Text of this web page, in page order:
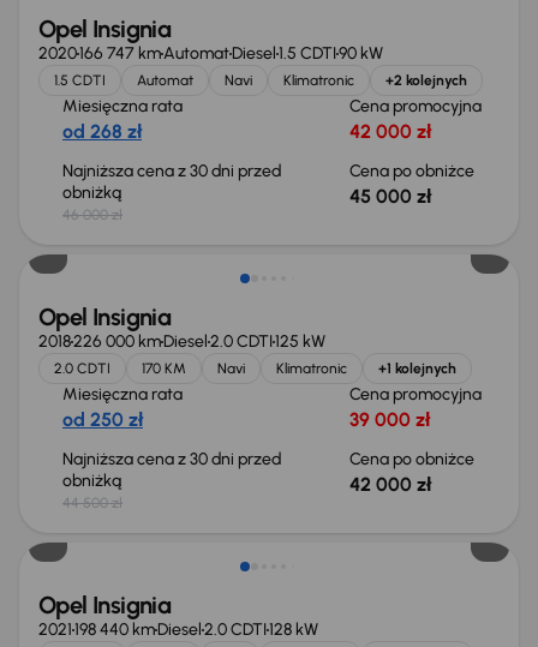
Opel Insignia
2020166 747 kmAutomatDiesel1.5 CDTI90 kW
1.5 CDTI Automat Navi Klimatronic +2 kolejnych
Miesięczna rata
od 268 zł
Cena promocyjna
42 000 zł
Najniższa cena z 30 dni przed
obniżką
46 000 zł
Cena po obniżce
45 000 zł
Taniej o 2 500 zł
Opel Insignia
2018226 000 kmDiesel2.0 CDTI125 kW
2.0 CDTI 170 KM Navi Klimatronic +1 kolejnych
Miesięczna rata
od 250 zł
Cena promocyjna
39 000 zł
Najniższa cena z 30 dni przed
obniżką
44 500 zł
Cena po obniżce
42 000 zł
Opel Insignia
2021198 440 kmDiesel2.0 CDTI128 kW